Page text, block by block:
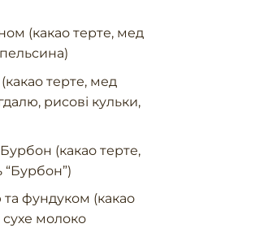
(какао терте, мед
терте, мед
рисові кульки,
(какао терте,
“Бурбон”)
фундуком (какао
молоко